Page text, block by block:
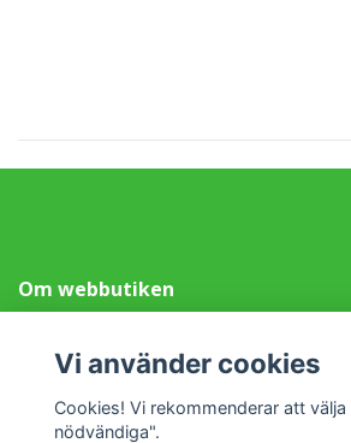
Om webbutiken
Information
Sociala medier
Vi använder cookies
Cookies! Vi rekommenderar att
nödvändiga".